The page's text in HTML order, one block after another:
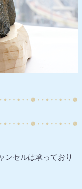
ンセルは承っており